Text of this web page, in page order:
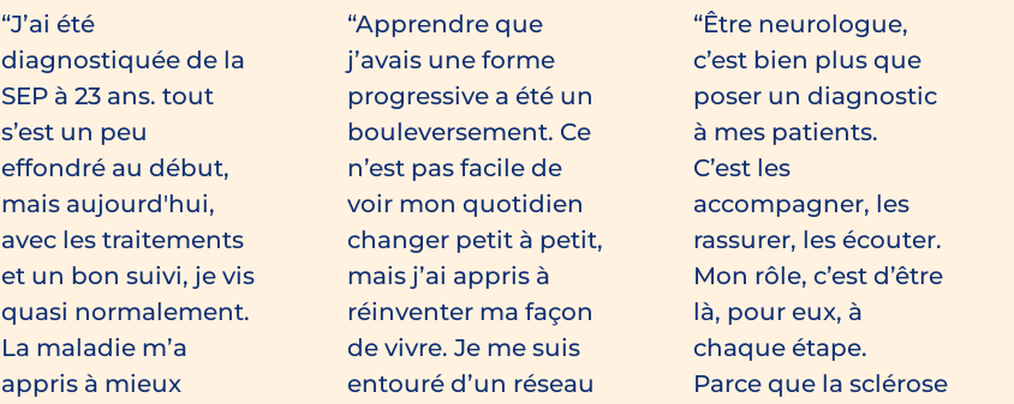
J’ai été
diagnostiquée de la
SEP à 23 ans. tout
s’est un peu
effondré au début,
mais aujourd'hui,
avec les traitements
et un bon suivi, je vis
quasi normalement.
La maladie m’a
appris à mieux
Apprendre que
j’avais une forme
progressive a été un
bouleversement. Ce
n’est pas facile de
voir mon quotidien
changer petit à petit,
mais j’ai appris à
réinventer ma façon
de vivre. Je me suis
entouré d’un réseau
Être neurologue,
c’est bien plus que
poser un diagnostic
à mes patients.
C’est les
accompagner, les
rassurer, les écouter.
Mon rôle, c’est d’être
là, pour eux, à
chaque étape.
Parce que la sclérose